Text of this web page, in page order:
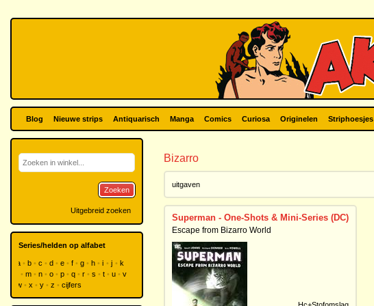
Blog Nieuwe strips Antiquarisch Manga Comics Curiosa Originelen Striphoesjes
Bizarro
uitgaven
Superman - One-Shots & Mini-Series (DC)
Escape from Bizarro World
Zoeken
Uitgebreid zoeken
Series/helden op alfabet
a b c d e f g h i j
k
m n o p q r s t u
v
w
x y z cijfers